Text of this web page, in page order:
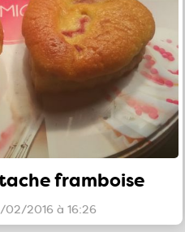
framboise
02/2016 à 16:26